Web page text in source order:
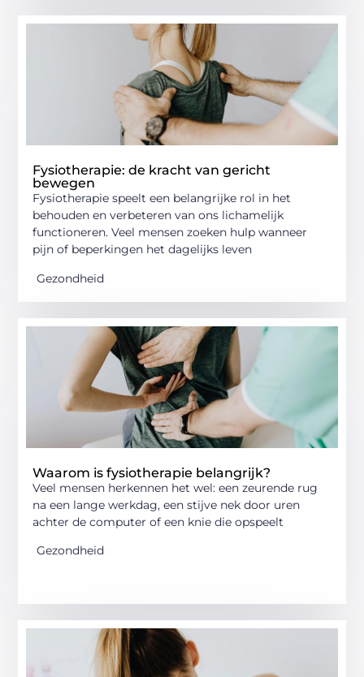
Fysiotherapie: de kracht van gericht
bewegen
Fysiotherapie speelt een belangrijke rol in het
behouden en verbeteren van ons lichamelijk
functioneren. Veel mensen zoeken hulp wanneer
pijn of beperkingen het dagelijks leven
Gezondheid
Waarom is fysiotherapie belangrijk?
Veel mensen herkennen het wel: een zeurende rug
na een lange werkdag, een stijve nek door uren
achter de computer of een knie die opspeelt
Gezondheid